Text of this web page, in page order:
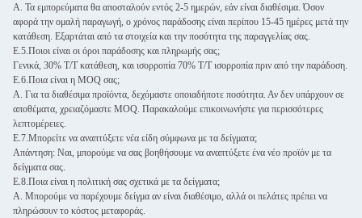
Α. Τα εμπορεύματα θα αποσταλούν εντός 2-5 ημερών, εάν είναι διαθέσιμα. Όσον
αφορά την ομαλή παραγωγή, ο χρόνος παράδοσης είναι περίπου 15-45 ημέρες μετά την
κατάθεση. Εξαρτάται από τα στοιχεία και την ποσότητα της παραγγελίας σας.
Ε.5.Ποιοι είναι οι όροι παράδοσης και πληρωμής σας;
Γενικά, 30% T/T κατάθεση, και ισορροπία 70% T/T ισορροπία πριν από την παράδοση.
Ε.6.Ποια είναι η MOQ σας;
Α. Για τα διαθέσιμα προϊόντα, δεχόμαστε οποιαδήποτε ποσότητα. Αν δεν υπάρχουν σε
αποθέματα, χρειαζόμαστε MOQ. Παρακαλούμε επικοινωνήστε για περισσότερες
λεπτομέρειες.
Ε.7.Μπορείτε να αναπτύξετε νέα είδη σύμφωνα με τα δείγματα;
Απάντηση: Ναι, μπορούμε να σας βοηθήσουμε να αναπτύξετε ένα νέο προϊόν με τα
δείγματα σας.
Ε.8.Ποια είναι η πολιτική σας σχετικά με τα δείγματα;
Α. Μπορούμε να παρέχουμε δείγμα αν είναι διαθέσιμο, αλλά οι πελάτες πρέπει να
πληρώσουν το κόστος μεταφοράς.